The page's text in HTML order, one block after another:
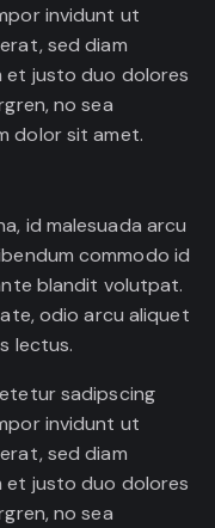
invidunt ut
sed diam
et justo duo dolores
no sea
dolor sit amet.
id malesuada arcu
commodo id
blandit volutpat.
odio arcu aliquet
lectus.
sadipscing
invidunt ut
sed diam
et justo duo dolores
no sea